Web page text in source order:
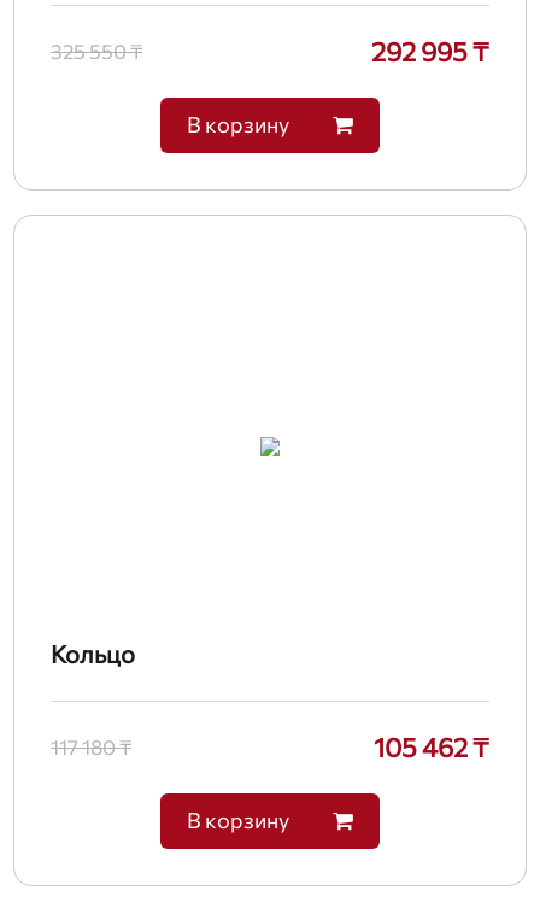
325 550 ₸ 292 995 ₸
В корзину
Кольцо
117 180 ₸ 105 462 ₸
В корзину